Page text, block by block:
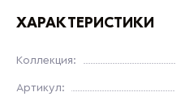
ХАРАКТЕРИСТИКИ
Коллекция:
Артикул: